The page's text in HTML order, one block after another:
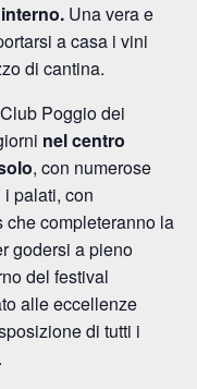
Una vera e
a casa i vini
di cantina.
Poggio dei
nel centro
, con numerose
palati, con
completeranno la
godersi a pieno
del festival
alle eccellenze
di tutti i